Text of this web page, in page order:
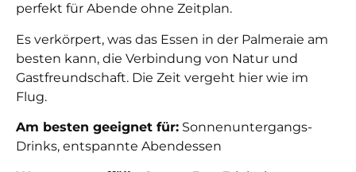
perfekt für Abende ohne Zeitplan.
Es verkörpert, was das Essen in der Palmeraie am
besten kann, die Verbindung von Natur und
Gastfreundschaft. Die Zeit vergeht hier wie im
Flug.
Am besten geeignet für: Sonnenuntergangs-
Drinks, entspannte Abendessen